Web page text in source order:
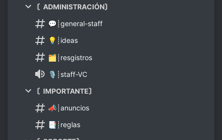
〘ADMINISTRACIÓN〙
💬┊general-staff
💡┊ideas
🗂┊resgistros
🎙┊staff-VC
〘IMPORTANTE〙
📣┊anuncios
📑┊reglas